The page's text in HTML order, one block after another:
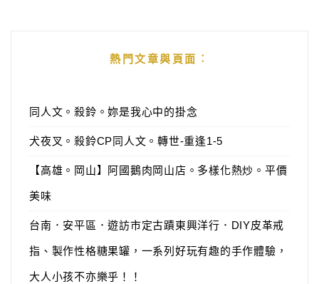
熱門文章與頁面︰
同人文。殺鈴。妳是我心中的掛念
犬夜叉。殺鈴CP同人文。轉世-重逢1-5
【高雄。岡山】阿國鵝肉岡山店。多樣化熱炒。平價
美味
台南．安平區．遊訪市定古蹟東興洋行．DIY皮革戒
指、製作性格糖果罐，一系列好玩有趣的手作體驗，
大人小孩不亦樂乎！！